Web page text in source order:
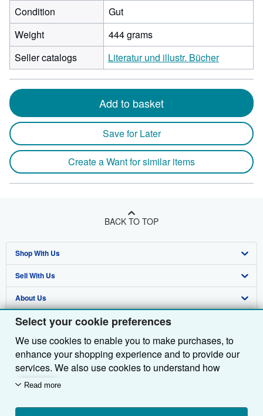
Select your cookie preferences
We use cookies to enable you to make purchases, to
enhance your shopping experience and to provide our
services. We also use cookies to understand how
customers use our services (for example, by measuring
we'll also use third-party cookies to show relevant
Read more
Condition
Gut
Weight
444 grams
Seller catalogs
Literatur und illustr. Bücher
Add to basket
Save for Later
Create a Want for similar items
BACK TO TOP
Shop With Us
Advanced Search
Browse Collections
My Account
My Orders
View Basket
Sell With Us
Start Selling
Join Our Affiliate Programme
Book Buyback
Refer a seller
About Us
About AbeBooks
Media
Careers
Privacy Policy
Cookie Preferences
Find Help
Help
Customer Service
Other AbeBooks Companies
AbeBooks.com
AbeBooks.de
AbeBooks.fr
Follow AbeBooks